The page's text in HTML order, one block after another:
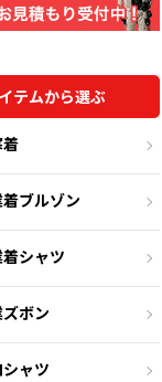
テムから選ぶ
ブルゾン
シャツ
ボン
ャツ